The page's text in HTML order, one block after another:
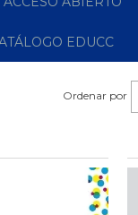
EDUCC
Ordenar por